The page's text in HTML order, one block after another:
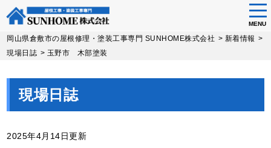
Skip
to
MENU
岡山県倉敷市の屋根修理・塗装工事専門 SUNHOME株式会社 > 新着情報 >
現場日誌 > 玉野市 木部塗装
現場日誌
2025年4月14日更新